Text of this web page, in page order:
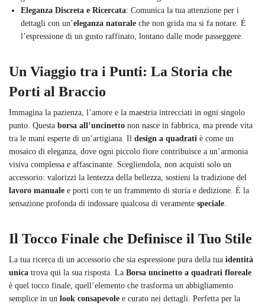
Eleganza Discreta e Ricercata: Comunica la tua attenzione per i
dettagli con un’eleganza naturale che non grida ma si fa notare. È
l’espressione di un gusto raffinato, lontano dalle mode passeggere.
Un Viaggio tra i Punti: La Storia che
Porti al Braccio
Immagina la pazienza, l’amore e la maestria intrecciati in ogni singolo
punto. Questa borsa all’uncinetto non nasce in fabbrica, ma prende vita
tra le mani esperte di un’artigiana. Il design a quadrati è come un
mosaico di eleganza, dove ogni piccolo fiore contribuisce a un’armonia
visiva complessa e affascinante. Scegliendola, non acquisti solo un
accessorio: valorizzi la lentezza della bellezza, sostieni la tradizione del
lavoro manuale e porti con te un frammento di storia e dedizione. È la
sensazione profonda di indossare qualcosa di veramente speciale.
Il Tocco Finale che Definisce il Tuo Stile
La tua ricerca di un accessorio che sia espressione pura della tua identità
unica trova qui la sua risposta. La Borsa uncinetto a quadrati floreale
è quel tocco finale, quell’elemento che trasforma un abbigliamento
semplice in un look consapevole e curato nei dettagli. Perfetta per la